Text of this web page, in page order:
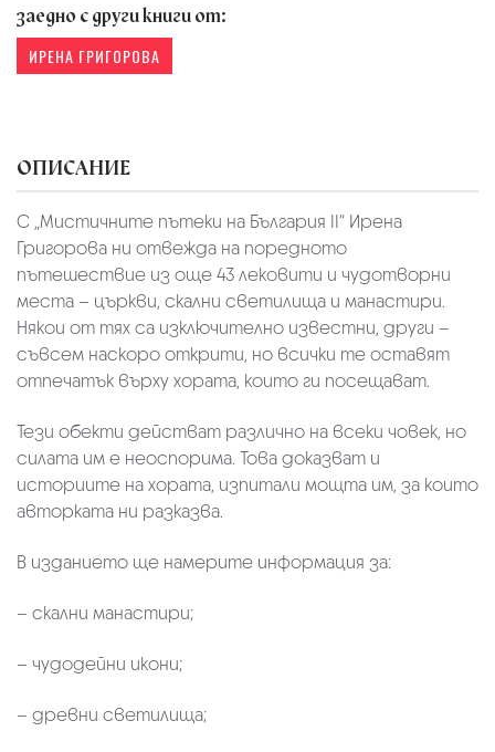
заедно с други книги от:
ИРЕНА ГРИГОРОВА
ОПИСАНИЕ
С „Мистичните пътеки на България II“ Ирена
Григорова ни отвежда на поредното
пътешествие из още 43 лековити и чудотворни
места – църкви, скални светилища и манастири.
Някои от тях са изключително известни, други –
съвсем наскоро открити, но всички те оставят
отпечатък върху хората, които ги посещават.
Тези обекти действат различно на всеки човек, но
силата им е неоспорима. Това доказват и
историите на хората, изпитали мощта им, за които
авторката ни разказва.
В изданието ще намерите информация за:
– скални манастири;
– чудодейни икони;
– древни светилища;